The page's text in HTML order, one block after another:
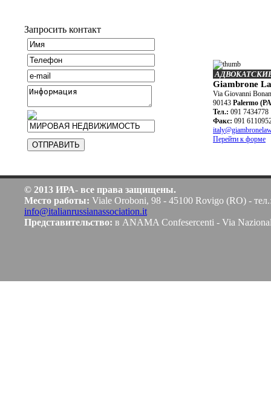
Запросить контакт
Giambrone
Via Giovanni
90143 Palermo
Teл.: 091 7434778
Факс: 091
Перейти к форме
© 2013 ИРА- все права защищены.
Место работы: Viale Oroboni, 98 - 45100 Rovigo (RO) -
info@italianrussianassociation.it
Представительство: в ANAMA Confesercenti - Via